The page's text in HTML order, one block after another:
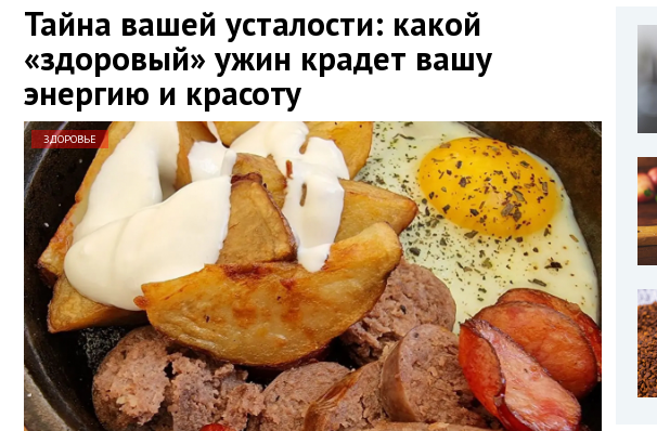
Тайна вашей усталости: какой
«здоровый» ужин крадет вашу
энергию и красоту
ЗДОРОВЬЕ